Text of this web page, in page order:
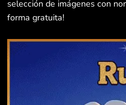
selección de imágenes con
forma gratuita!